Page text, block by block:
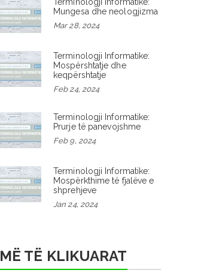
Mungesa dhe neologjizma
Mar 28, 2024
Terminologji Informatike:
Mospërshtatje dhe
keqpërshtatje
Feb 24, 2024
Terminologji Informatike:
Prurje të panevojshme
Feb 9, 2024
Terminologji Informatike:
Mospërkthime të fjalëve e
shprehjeve
Jan 24, 2024
MË TË KLIKUARAT